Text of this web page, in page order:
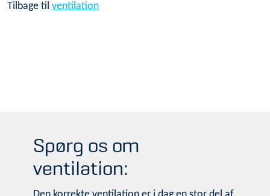
Tilbage til ventilation
Spørg os om
ventilation: